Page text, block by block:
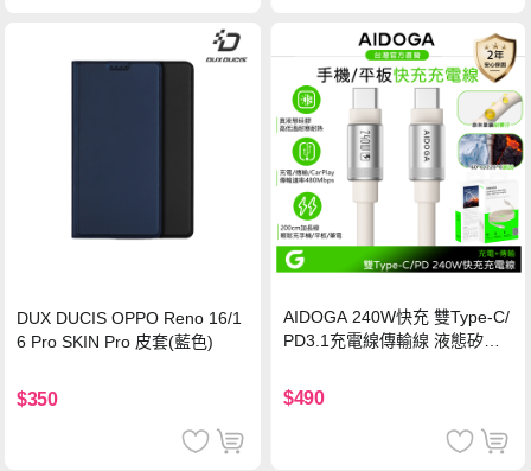
DUX DUCIS OPPO Reno 16/1
6 Pro SKIN Pro 皮套(藍色)
$350
AIDOGA 240W快充 雙Type-C/
PD3.1充電線傳輸線 液態矽膠
機/平板/筆電
$490